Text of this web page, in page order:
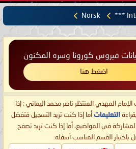
Norsk
فيروس كورونا وسره المكنون
اضغط هنا
المهدي المنتظر ناصر محمد اليماني : إذا
التعليمات أما إذا كنت تريد التسجيل فتفضل
في المواضيع، أما إذا كنت تريد تصفح
باختيار القسم المناسب أسفله.